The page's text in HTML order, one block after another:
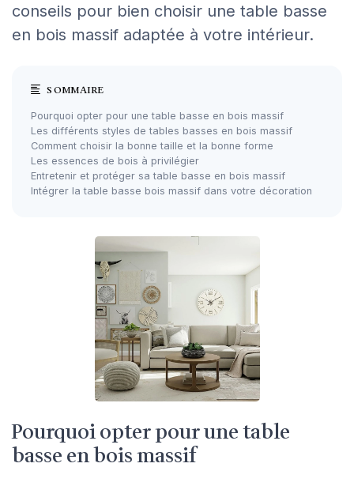
conseils pour bien choisir une table basse
en bois massif adaptée à votre intérieur.
SOMMAIRE
Pourquoi opter pour une table basse en bois massif
Les différents styles de tables basses en bois massif
Comment choisir la bonne taille et la bonne forme
Les essences de bois à privilégier
Entretenir et protéger sa table basse en bois massif
Intégrer la table basse bois massif dans votre décoration
Pourquoi opter pour une table
basse en bois massif